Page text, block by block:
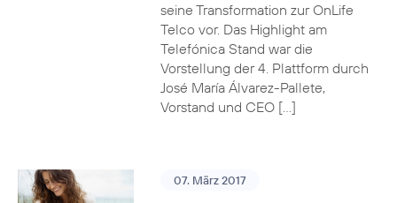
seine Transformation zur OnLife
Telco vor. Das Highlight am
Telefónica Stand war die
Vorstellung der 4. Plattform durch
José María Álvarez-Pallete,
Vorstand und CEO […]
07. März 2017